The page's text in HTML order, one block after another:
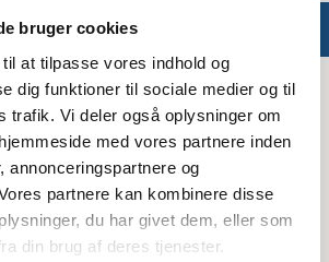
bruger cookies
at tilpasse vores indhold og
dig funktioner til sociale medier og til
trafik. Vi deler også oplysninger om
med vores partnere inden
annonceringspartnere og
partnere kan kombinere disse
du har givet dem, eller som
din brug af deres tjenester.